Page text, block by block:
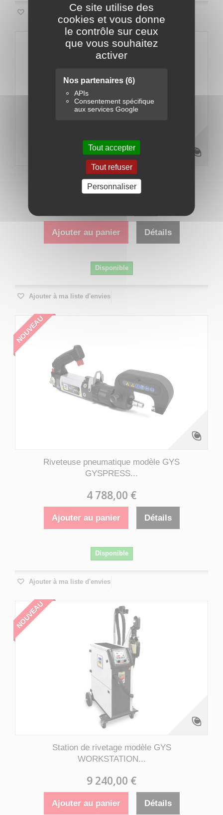
Ce site utilise des
cookies et vous donne
le contrôle sur ceux
que vous souhaitez
activer
Nos partenaires (6)
APIs
Consentement spécifique
aux services Google
Tout accepter
Tout refuser
Personnaliser
Ajouter à ma liste d'envies
Adaptateur de rivet d’insert pour visseuse...
Ajouter au panier Détails
Disponible
Ajouter à ma liste d'envies
NOUVEAU
Riveteuse pneumatique modèle GYS
GYSPRESS...
4 788,00 €
Ajouter au panier Détails
Disponible
Ajouter à ma liste d'envies
NOUVEAU
Station de rivetage modèle GYS
WORKSTATION...
9 240,00 €
Ajouter au panier Détails